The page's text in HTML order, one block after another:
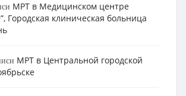
МРТ в Медицинском центре
Городская клиническая больница
МРТ в Центральной городской